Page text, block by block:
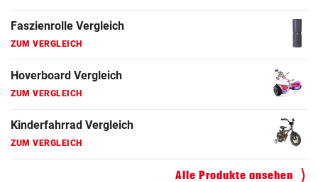
Faszienrolle Vergleich
ZUM VERGLEICH
Hoverboard Vergleich
ZUM VERGLEICH
Kinderfahrrad Vergleich
ZUM VERGLEICH
Alle Produkte ansehen